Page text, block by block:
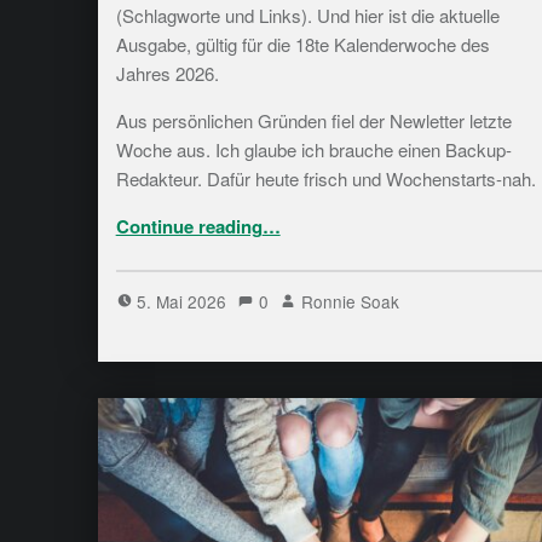
(Schlagworte und Links). Und hier ist die aktuelle
Ausgabe, gültig für die 18te Kalenderwoche des
Jahres 2026.
Aus persönlichen Gründen fiel der Newletter letzte
Woche aus. Ich glaube ich brauche einen Backup-
Redakteur. Dafür heute frisch und Wochenstarts-nah.
Continue reading…
5. Mai 2026 0 Ronnie Soak